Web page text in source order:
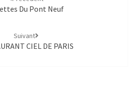
Du Pont Neuf
Suivant
CIEL DE PARIS